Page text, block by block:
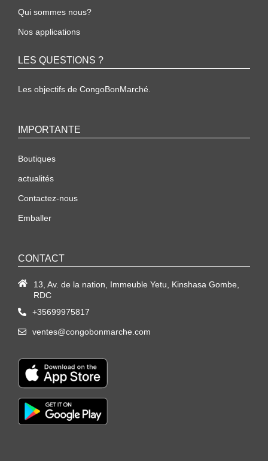
Qui sommes nous?
Nos applications
LES QUESTIONS ?
Les objectifs de CongoBonMarché.
IMPORTANTE
Boutiques
actualités
Contactez-nous
Emballer
CONTACT
13, Av. de la nation, Immeuble Yetu, Kinshasa Gombe,
RDC
+35699975817
ventes@congobonmarche.com